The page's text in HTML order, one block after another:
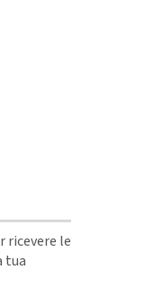
ricevere le
tua